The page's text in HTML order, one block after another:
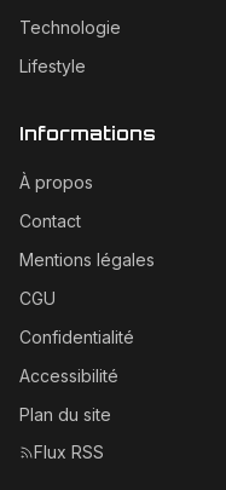
Technologie
Lifestyle
Informations
À propos
Contact
Mentions légales
CGU
Confidentialité
Accessibilité
Plan du site
Flux RSS